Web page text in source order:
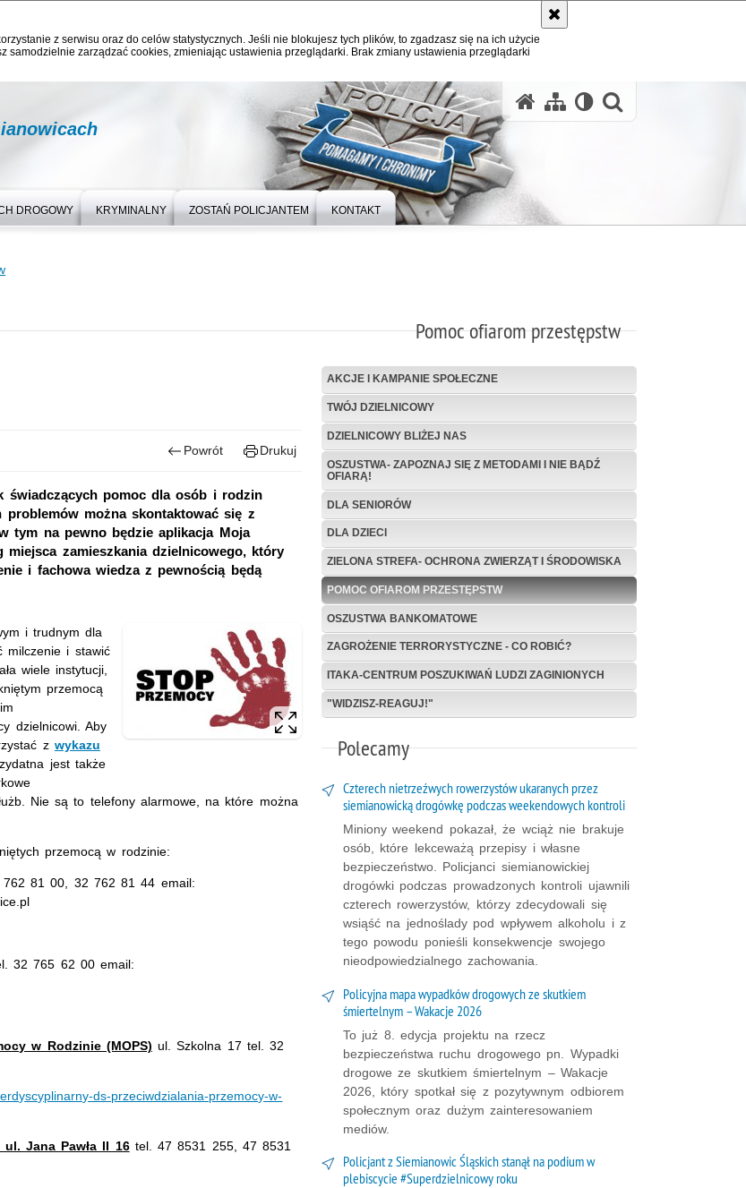
z serwisu oraz do celów statystycznych. Jeśli nie blokujesz tych plików, to zgadzasz się na ich użycie
samodzielnie zarządzać cookies, zmieniając ustawienia przeglądarki. Brak zmiany ustawienia przeglądarki
DROGOWY KRYMINALNY ZOSTAŃ POLICJANTEM KONTAKT
Pomoc ofiarom przestępstw
Powrót Drukuj
świadczących pomoc dla osób i rodzin
można skontaktować się z
tym na pewno będzie aplikacja Moja
miejsca zamieszkania dzielnicowego, który
i fachowa wiedza z pewnością będą
i trudnym dla
milczenie i stawić
wiele instytucji,
przemocą
dzielnicowi. Aby
z wykazu
jest także
Nie są to telefony alarmowe, na które można
przemocą w rodzinie:
81 00, 32 762 81 44 email:
32 765 62 00 email:
w Rodzinie (MOPS) ul. Szkolna 17 tel. 32
ds-przeciwdzialania-przemocy-w-
Jana Pawła II 16tel. 47 8531 255, 47 8531
AKCJE I KAMPANIE SPOŁECZNE
TWÓJ DZIELNICOWY
DZIELNICOWY BLIŻEJ NAS
OSZUSTWA- ZAPOZNAJ SIĘ Z METODAMI I NIE BĄDŹ
OFIARĄ!
DLA SENIORÓW
DLA DZIECI
ZIELONA STREFA- OCHRONA ZWIERZĄT I ŚRODOWISKA
POMOC OFIAROM PRZESTĘPSTW
OSZUSTWA BANKOMATOWE
ZAGROŻENIE TERRORYSTYCZNE - CO ROBIĆ?
ITAKA-CENTRUM POSZUKIWAŃ LUDZI ZAGINIONYCH
"WIDZISZ-REAGUJ!"
Polecamy
Czterech nietrzeźwych rowerzystów ukaranych przez
siemianowicką drogówkę podczas weekendowych kontroli
Miniony weekend pokazał, że wciąż nie brakuje
osób, które lekceważą przepisy i własne
bezpieczeństwo. Policjanci siemianowickiej
drogówki podczas prowadzonych kontroli ujawnili
czterech rowerzystów, którzy zdecydowali się
wsiąść na jednoślady pod wpływem alkoholu i z
tego powodu ponieśli konsekwencje swojego
nieodpowiedzialnego zachowania.
Policyjna mapa wypadków drogowych ze skutkiem
śmiertelnym – Wakacje 2026
To już 8. edycja projektu na rzecz
bezpieczeństwa ruchu drogowego pn. Wypadki
drogowe ze skutkiem śmiertelnym – Wakacje
2026, który spotkał się z pozytywnym odbiorem
społecznym oraz dużym zainteresowaniem
mediów.
Policjant z Siemianowic Śląskich stanął na podium w
plebiscycie #Superdzielnicowy roku